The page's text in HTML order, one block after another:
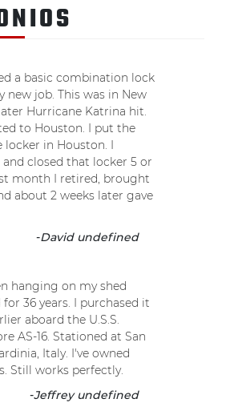
a basic combination lock
new job. This was in New
Hurricane Katrina hit.
to Houston. I put the
locker in Houston. I
closed that locker 5 or
month I retired, brought
about 2 weeks later gave
-David undefined
hanging on my shed
36 years. I purchased it
aboard the U.S.S.
AS-16. Stationed at San
Italy. I've owned
Still works perfectly.
-Jeffrey undefined